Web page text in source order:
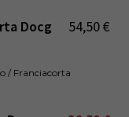
Docg 54,50€
/ Franciacorta